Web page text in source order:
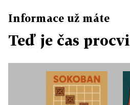
Informace už máte
Teď je čas